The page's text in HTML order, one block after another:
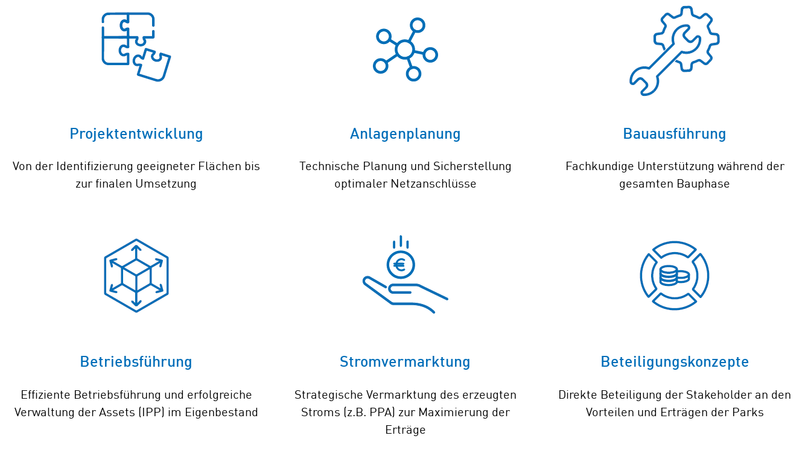
Projektentwicklung
Von der Identifizierung geeigneter Flächen bis
zur finalen Umsetzung
Anlagenplanung
Technische Planung und Sicherstellung
optimaler Netzanschlüsse
Bauausführung
Fachkundige Unterstützung während der
gesamten Bauphase
Betriebsführung
Effiziente Betriebsführung und erfolgreiche
Verwaltung der Assets (IPP) im Eigenbestand
Stromvermarktung
Strategische Vermarktung des erzeugten
Stroms (z.B. PPA) zur Maximierung der
Erträge
Beteiligungskonzepte
Direkte Beteiligung der Stakeholder an den
Vorteilen und Erträgen der Parks